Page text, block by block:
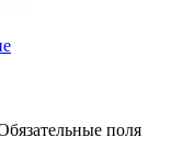
поля